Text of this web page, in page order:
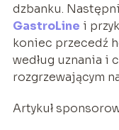
dzbanku.
GastroLine i
koniec przecedź
według uznania i
rozgrzewającym
Artykuł